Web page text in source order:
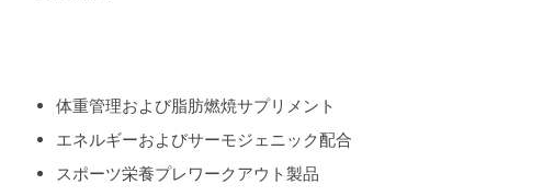
体重管理および脂肪燃焼サプリメント
エネルギーおよびサーモジェニック配合
スポーツ栄養プレワークアウト製品